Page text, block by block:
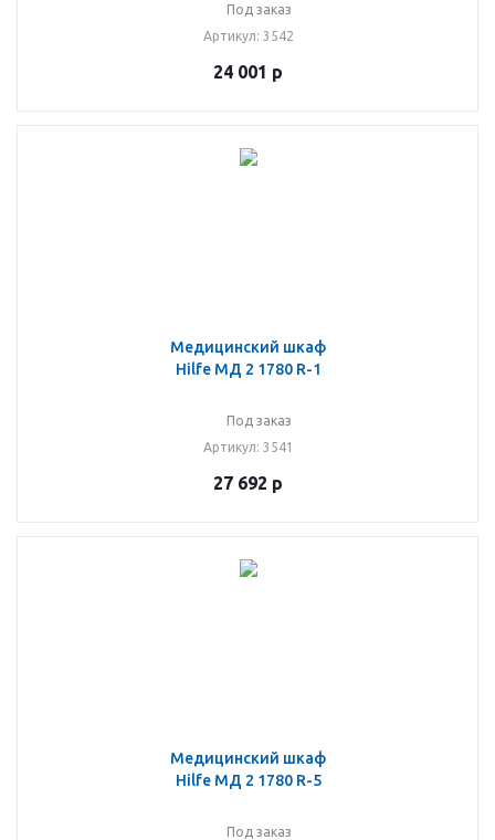
Под заказ
Артикул: 3542
24 001 р
Медицинский шкаф
Hilfe МД 2 1780 R-1
Под заказ
Артикул: 3541
27 692 р
Медицинский шкаф
Hilfe МД 2 1780 R-5
Под заказ